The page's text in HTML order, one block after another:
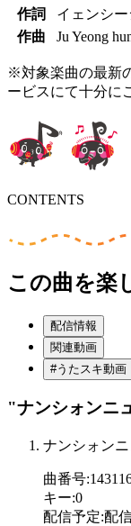
作詞
イェンシ
作曲
Ju Yeong
※対象楽曲の最新
ービスにて十分に
CONTENTS
この曲を楽
配信情報
関連動画
#うたスキ動画
"ナンシォンニ
ナンシォン
曲番号:
キー:0
配信予定:配